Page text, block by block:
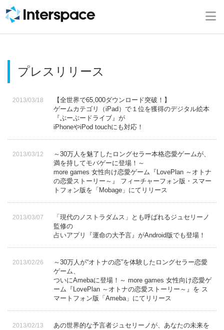
ホーム
事業内容
ニュース
ブログ
採用情報
お問い合わせ
プレスリリース
2013/03/18
【全世界で65,000ダウンロード突破！】
ゲームカテゴリ（iPad）で１位を獲得のデジタル絵本
『ぶーぶードライブ』が
iPhoneやiPod touchにも対応！
2013/03/12
～30万人を魅了したロングセラー本格恋愛ゲームが、
満を持してモバゲーに登場！～
more games 女性向け恋愛ゲーム『LovePlan ～オトナ
の恋愛ストーリー～』 フィーチャーフォン版・スマー
トフォン版を「Mobage」にてリリース
2013/03/07
「現代のノストラダムス」とも呼ばれるジュセリーノ
監修の
占いアプリ『運命の大予言』がAndroid版でも登場！
2013/02/26
～30万人が“オトナの恋”を体験したロングセラー恋愛
ゲーム、
ついにAmebaに登場！～ more games 女性向け恋愛ゲ
ーム『LovePlan ～オトナの恋愛ストーリー～』を ス
マートフォン版「Ameba」にてリリース
2013/02/13
あの世界的な予言者ジュセリーノが、あなたの未来を